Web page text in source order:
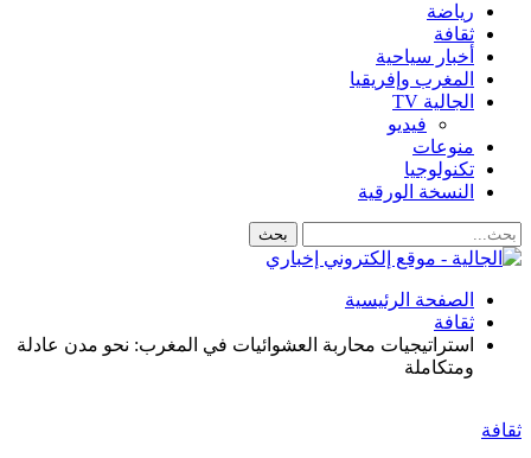
رياضة
ثقافة
أخبار سياحية
المغرب وإفريقيا
الجالية TV
فيديو
منوعات
تكنولوجيا
النسخة الورقية
الصفحة الرئيسية
ثقافة
استراتيجيات محاربة العشوائيات في المغرب: نحو مدن عادلة
ومتكاملة
ثقافة